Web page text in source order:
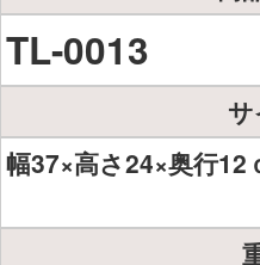
TL-0013
幅37×高さ24×奥行12